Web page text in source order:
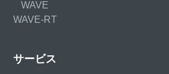
WAVE
WAVE-RT
サービス